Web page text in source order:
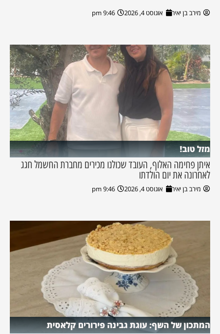
מירב בן יאיר אוגוסט 4, 2026 9:46 pm
מזל טוב!
איתן פחימה האלוף, העובד שכולנו מכירים מחברת החשמל חגג
לאחרונה את יום הולדתו
מירב בן יאיר אוגוסט 4, 2026 9:46 pm
המתכון של השף: עוגת גבינה פירורים קלאסית